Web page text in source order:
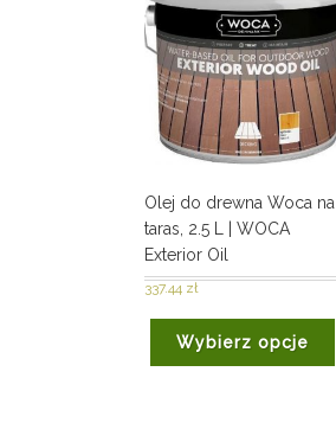
Olej do drewna Woca na
taras, 2.5 L | WOCA
Exterior Oil
337.44 zł
Wybierz opcje